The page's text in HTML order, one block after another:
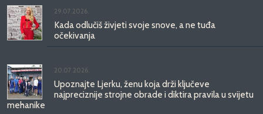
29.07.2026.
Kada odlučiš živjeti svoje snove, a ne tuđa
očekivanja
20.07.2026.
Upoznajte Ljerku, ženu koja drži ključeve
najpreciznije strojne obrade i diktira pravila u svijetu
mehanike